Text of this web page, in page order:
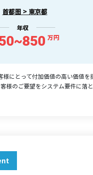
首都圏 > 東京都
年収
万円
様にとって付加価値の高い価値を
様のご要望をシステム要件に落